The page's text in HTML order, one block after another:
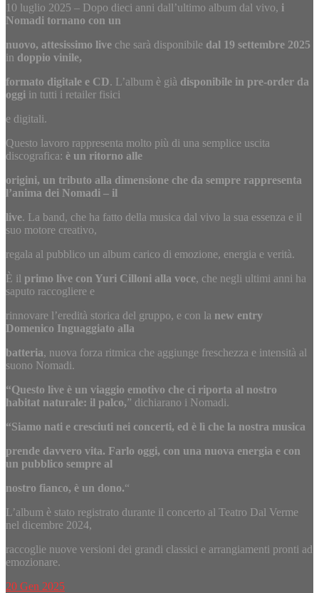
10 luglio 2025 – Dopo dieci anni dall’ultimo album dal vivo, i
Nomadi tornano con un
nuovo, attesissimo live che sarà disponibile dal 19 settembre 2025
in doppio vinile,
formato digitale e CD. L’album è già disponibile in pre-order da
oggi in tutti i retailer fisici
e digitali.
Questo lavoro rappresenta molto più di una semplice uscita
discografica: è un ritorno alle
origini, un tributo alla dimensione che da sempre rappresenta
l’anima dei Nomadi – il
live. La band, che ha fatto della musica dal vivo la sua essenza e il
suo motore creativo,
regala al pubblico un album carico di emozione, energia e verità.
È il primo live con Yuri Cilloni alla voce, che negli ultimi anni ha
saputo raccogliere e
rinnovare l’eredità storica del gruppo, e con la new entry
Domenico Inguaggiato alla
batteria, nuova forza ritmica che aggiunge freschezza e intensità al
suono Nomadi.
“Questo live è un viaggio emotivo che ci riporta al nostro
habitat naturale: il palco,” dichiarano i Nomadi.
“Siamo nati e cresciuti nei concerti, ed è lì che la nostra musica
prende davvero vita. Farlo oggi, con una nuova energia e con
un pubblico sempre al
nostro fianco, è un dono.“
L’album è stato registrato durante il concerto al Teatro Dal Verme
nel dicembre 2024,
raccoglie nuove versioni dei grandi classici e arrangiamenti pronti ad
emozionare.
20 Gen 2025